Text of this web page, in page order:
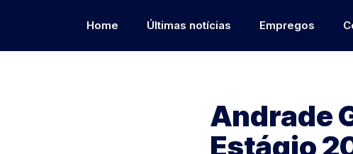
Home Últimas notícias Empregos
Andrade
Estágio